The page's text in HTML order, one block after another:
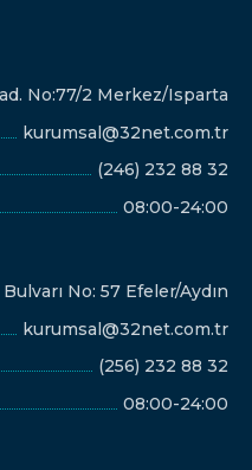
No:77/2 Merkez/Isparta
kurumsal@32net.com.tr
(246) 232 88 32
08:00-24:00
No: 57 Efeler/Aydın
kurumsal@32net.com.tr
(256) 232 88 32
08:00-24:00